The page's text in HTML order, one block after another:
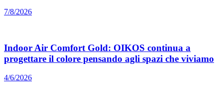
7/8/2026
Indoor Air Comfort Gold: OIKOS continua a
progettare il colore pensando agli spazi che viviamo
4/6/2026